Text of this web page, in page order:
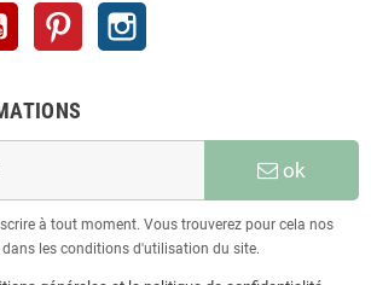
YouTube Pinterest
ok
à tout moment. Vous trouverez pour cela nos
les conditions d'utilisation du site.